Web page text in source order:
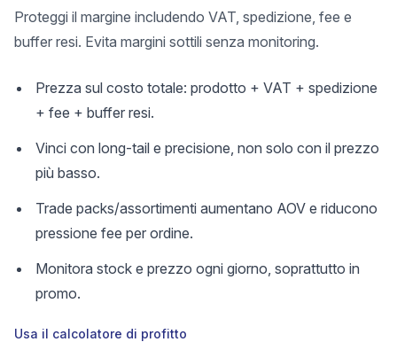
Proteggi il margine includendo VAT, spedizione, fee e
buffer resi. Evita margini sottili senza monitoring.
Prezza sul costo totale: prodotto + VAT + spedizione
+ fee + buffer resi.
Vinci con long-tail e precisione, non solo con il prezzo
più basso.
Trade packs/assortimenti aumentano AOV e riducono
pressione fee per ordine.
Monitora stock e prezzo ogni giorno, soprattutto in
promo.
Usa il calcolatore di profitto